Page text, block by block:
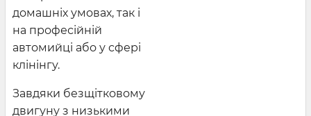
домашніх умовах, так і
на професійній
автомийці або у сфері
клінінгу.
Завдяки безщітковому
двигуну з низькими